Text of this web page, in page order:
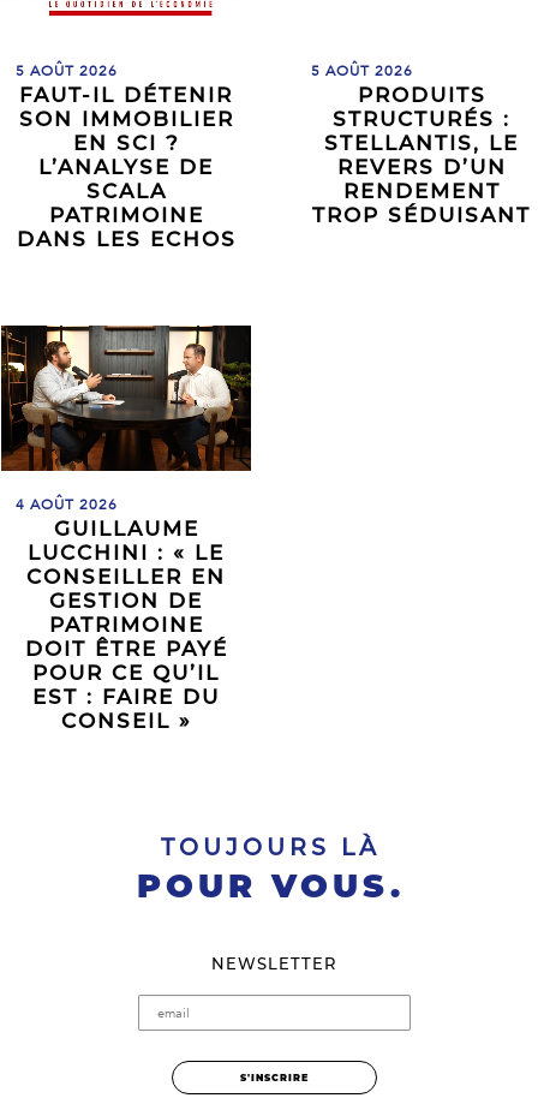
FAUT-IL DÉTENIR
SON IMMOBILIER
EN SCI ?
L’ANALYSE DE
SCALA
PATRIMOINE
DANS LES ECHOS
5 AOÛT 2026
PRODUITS
STRUCTURÉS :
STELLANTIS, LE
REVERS D’UN
RENDEMENT
TROP SÉDUISANT
5 AOÛT 2026
GUILLAUME
LUCCHINI : « LE
CONSEILLER EN
GESTION DE
PATRIMOINE
DOIT ÊTRE PAYÉ
POUR CE QU’IL
EST : FAIRE DU
CONSEIL »
4 AOÛT 2026
TOUJOURS LÀ
POUR VOUS.
NEWSLETTER